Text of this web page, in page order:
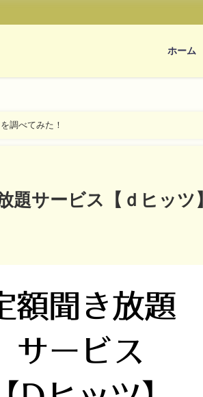
ホーム
調べてみた！
題サービス【ｄヒッツ